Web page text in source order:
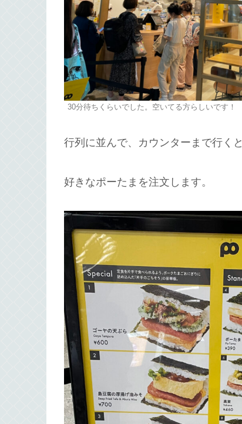
30分待ちくらいでした。空いてる方らしいです！
行列に並んで、カウンターまで行くと
好きなポーたまを注文します。